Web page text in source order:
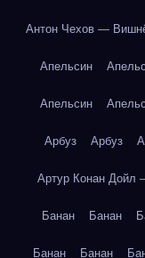
Антон Чехов —
Апельсин
Апельсин
Арбуз Арбуз
Артур Конан Дойл
Банан Банан
Банан Банан